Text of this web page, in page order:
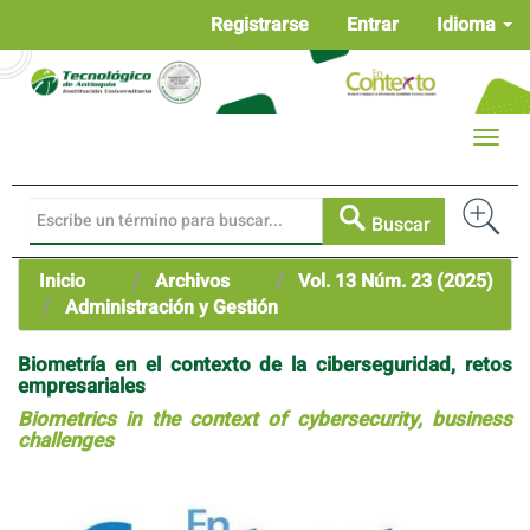
Contenido
principal
Idioma
Registrarse Entrar
Buscar
Toggle
Inicio Archivos
Vol. 13 Núm. 23 (2025)
Administración y Gestión
Biometría en el contexto de la ciberseguridad, retos
empresariales
Biometrics in the context of cybersecurity, business
challenges